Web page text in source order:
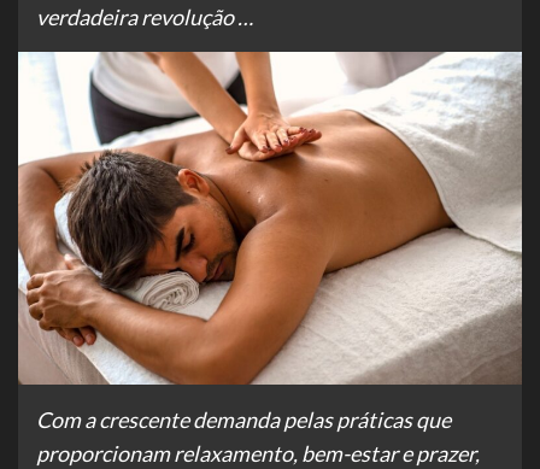
verdadeira revolução …
Com a crescente demanda pelas práticas que
proporcionam relaxamento, bem-estar e prazer,